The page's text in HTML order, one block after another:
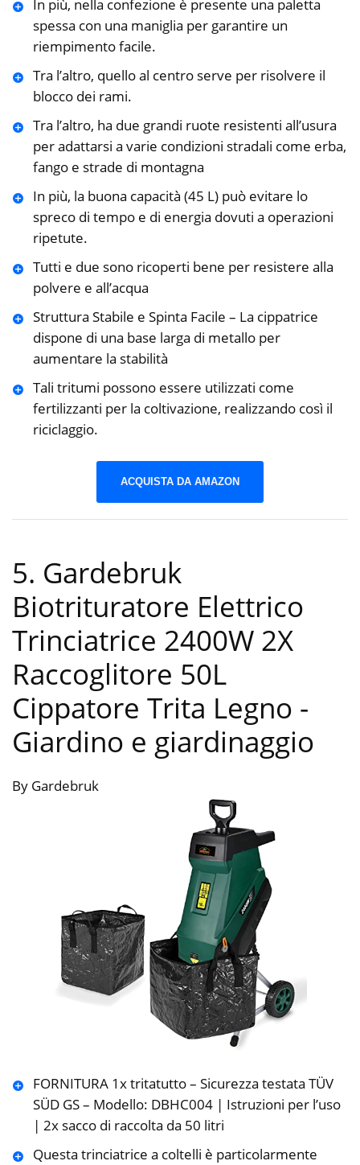
In più, nella confezione è presente una paletta
spessa con una maniglia per garantire un
riempimento facile.
Tra l’altro, quello al centro serve per risolvere il
blocco dei rami.
Tra l’altro, ha due grandi ruote resistenti all’usura
per adattarsi a varie condizioni stradali come erba,
fango e strade di montagna
In più, la buona capacità (45 L) può evitare lo
spreco di tempo e di energia dovuti a operazioni
ripetute.
Tutti e due sono ricoperti bene per resistere alla
polvere e all’acqua
Struttura Stabile e Spinta Facile – La cippatrice
dispone di una base larga di metallo per
aumentare la stabilità
Tali tritumi possono essere utilizzati come
fertilizzanti per la coltivazione, realizzando così il
riciclaggio.
ACQUISTA DA AMAZON
5. Gardebruk
Biotrituratore Elettrico
Trinciatrice 2400W 2X
Raccoglitore 50L
Cippatore Trita Legno -
Giardino e giardinaggio
By Gardebruk
FORNITURA 1x tritatutto – Sicurezza testata TÜV
SÜD GS – Modello: DBHC004 | Istruzioni per l’uso
| 2x sacco di raccolta da 50 litri
Questa trinciatrice a coltelli è particolarmente